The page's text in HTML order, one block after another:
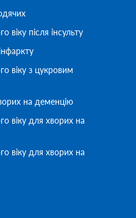
після інсульту
віку з цукровим
на деменцію
віку для хворих на
віку для хворих на